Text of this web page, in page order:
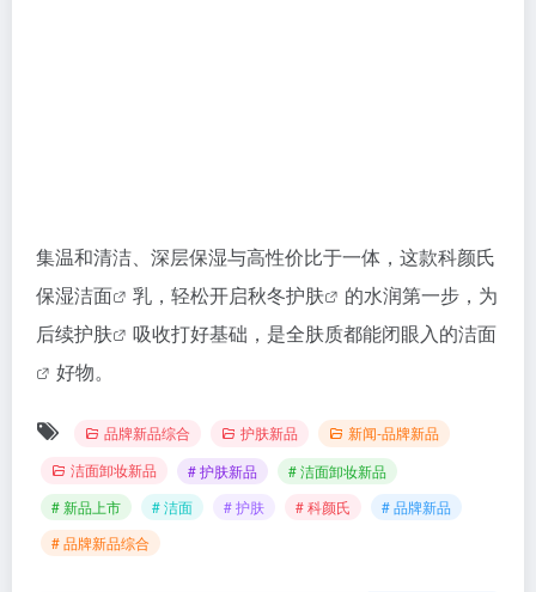
集温和清洁、深层保湿与高性价比于一体，这款科颜氏
保湿洁面 乳，轻松开启秋冬护肤
的水润第一步，为
后续护肤 吸收打好基础，是全肤质都能闭眼入的洁面
好物。
品牌新品综合 护肤新品
新闻-品牌新品
洁面卸妆新品
# 护肤新品
# 洁面卸妆新品
# 新品上市
# 洁面 # 护肤 # 科颜氏
# 品牌新品
# 品牌新品综合